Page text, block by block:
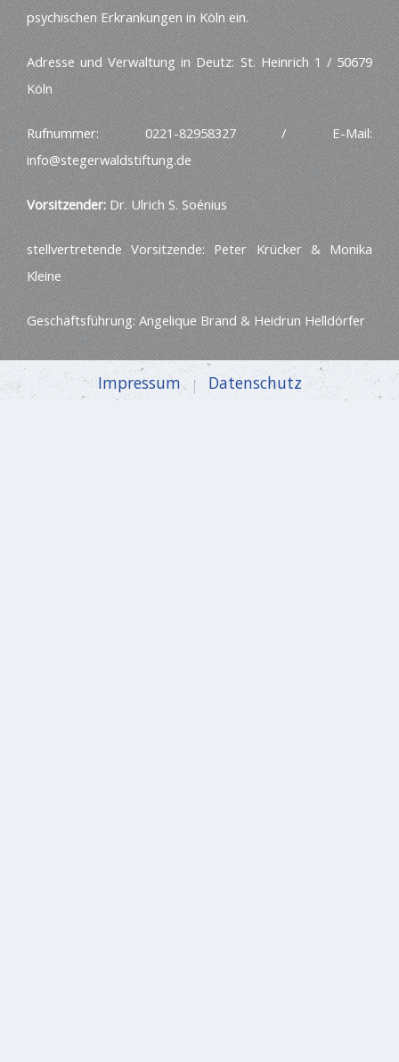
psychischen Erkrankungen in Köln ein.
Adresse und Verwaltung in Deutz: St. Heinrich 1 / 50679
Köln
Rufnummer: 0221-82958327 / E-Mail:
info@stegerwaldstiftung.de
Vorsitzender: Dr. Ulrich S. Soénius
stellvertretende Vorsitzende: Peter Krücker & Monika
Kleine
Geschäftsführung: Angelique Brand & Heidrun Helldörfer
Impressum Datenschutz